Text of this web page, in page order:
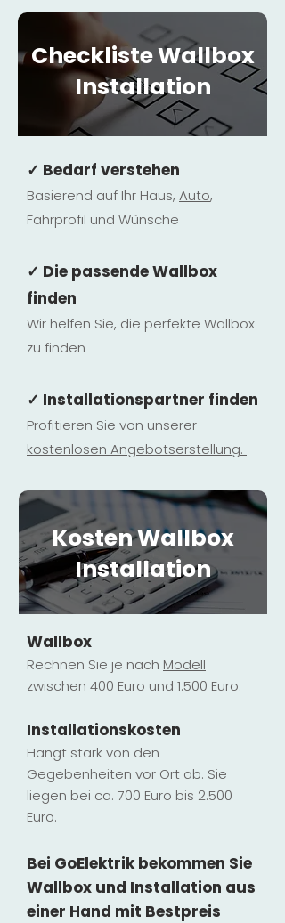
Checkliste Wallbox
Installation
✓ Bedarf verstehen
Basierend auf Ihr Haus, Auto,
Fahrprofil und Wünsche
✓ Die passende Wallbox
finden
Wir helfen Sie, die perfekte Wallbox
zu finden
✓ Installationspartner finden
Profitieren Sie von unserer
kostenlosen Angebotserstellung.
Kosten Wallbox
Installation
Wallbox
Rechnen Sie je nach Modell
zwischen 400 Euro und 1.500 Euro.
Installationskosten
Hängt stark von den
Gegebenheiten vor Ort ab. Sie
liegen bei ca. 700 Euro bis 2.500
Euro.
Bei GoElektrik bekommen Sie
Wallbox und Installation aus
einer Hand mit Bestpreis